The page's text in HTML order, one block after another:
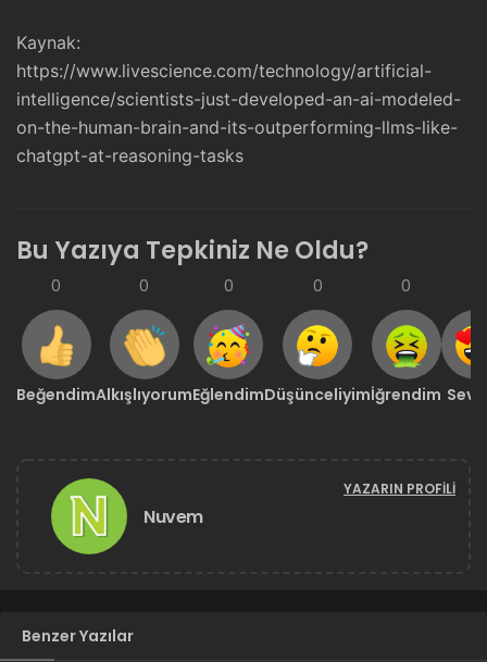
Kaynak:
https://www.livescience.com/technology/artificial-
intelligence/scientists-just-developed-an-ai-modeled-
on-the-human-brain-and-its-outperforming-llms-like-
chatgpt-at-reasoning-tasks
Bu Yazıya Tepkiniz Ne Oldu?
0
Beğendim
0
Alkışlıyorum
0
Eğlendim
0
Düşünceliyim
0
İğrendim
Nuvem
YAZARIN PROFILI
Benzer Yazılar